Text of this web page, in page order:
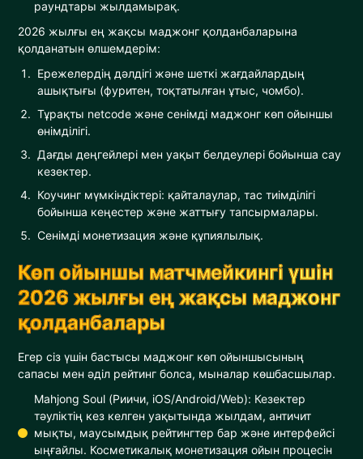
раундтары жылдамырақ.
2026 жылғы ең жақсы маджонг қолданбаларына
қолданатын өлшемдерім:
Ережелердің дәлдігі және шеткі жағдайлардың
ашықтығы (фуритен, тоқтатылған ұтыс, чомбо).
Тұрақты netcode және сенімді маджонг көп ойыншы
өнімділігі.
Дағды деңгейлері мен уақыт белдеулері бойынша сау
кезектер.
Коучинг мүмкіндіктері: қайталаулар, тас тиімділігі
бойынша кеңестер және жаттығу тапсырмалары.
Сенімді монетизация және құпиялылық.
Көп ойыншы матчмейкингі үшін
2026 жылғы ең жақсы маджонг
қолданбалары
Егер сіз үшін бастысы маджонг көп ойыншысының
сапасы мен әділ рейтинг болса, мыналар көшбасшылар.
Mahjong Soul (Риичи, iOS/Android/Web): Кезектер
тәуліктің кез келген уақытында жылдам, античит
мықты, маусымдық рейтингтер бар және интерфейсі
ыңғайлы. Косметикалық монетизация ойын процесін